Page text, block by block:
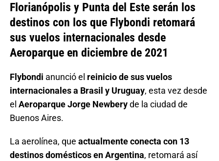
Florianópolis y Punta del Este serán los
destinos con los que Flybondi retomará
sus vuelos internacionales desde
Aeroparque en diciembre de 2021
Flybondi anunció el reinicio de sus vuelos
internacionales a Brasil y Uruguay, esta vez desde
el Aeroparque Jorge Newberyde la ciudad de
Buenos Aires.
La aerolínea, que actualmente conecta con 13
destinos domésticos en Argentina, retomará así